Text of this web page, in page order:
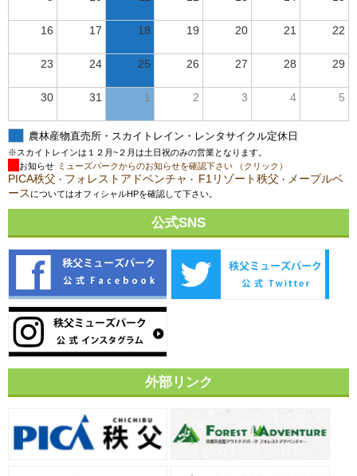
16 17 18 19 20 21 22
23 24 25 26 27 28 29
30 31 1 2 3 4 5
農林産物直売所・スカイトレイン・レンタサイクル定休日
※スカイトレインは１２月~２月は土日祝のみの営業となります。
お知らせ ミューズパークからのお知らせを確認下さい （クリック）
PICA秩父 ・ フォレストアドベンチャ ・ F1リゾート秩父 ・ メープルベ
ース についてはオフィシャルHPを確認して下さい。
公式SNS
外部リンク